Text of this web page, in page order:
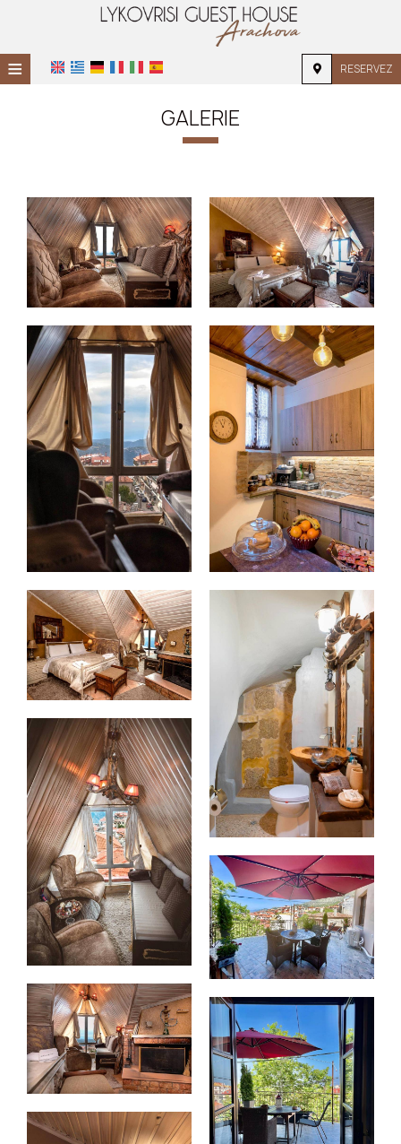
≡ RESERVEZ
EMPLACEMENT
INSTALLATIONS
GALERIE
GALERIE